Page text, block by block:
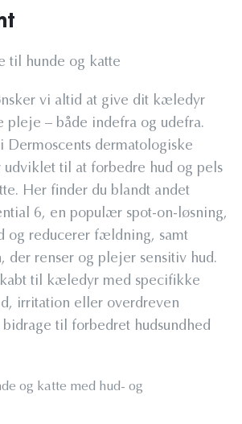
til hunde og katte
vi altid at give dit kæledyr
pleje – både indefra og udefra.
Dermoscents dermatologiske
udviklet til at forbedre hud og pels
Her finder du blandt andet
6, en populær spot-on-løsning,
og reducerer fældning, samt
der renser og plejer sensitiv hud.
til kæledyr med specifikke
irritation eller overdreven
til forbedret hudsundhed
og katte med hud- og